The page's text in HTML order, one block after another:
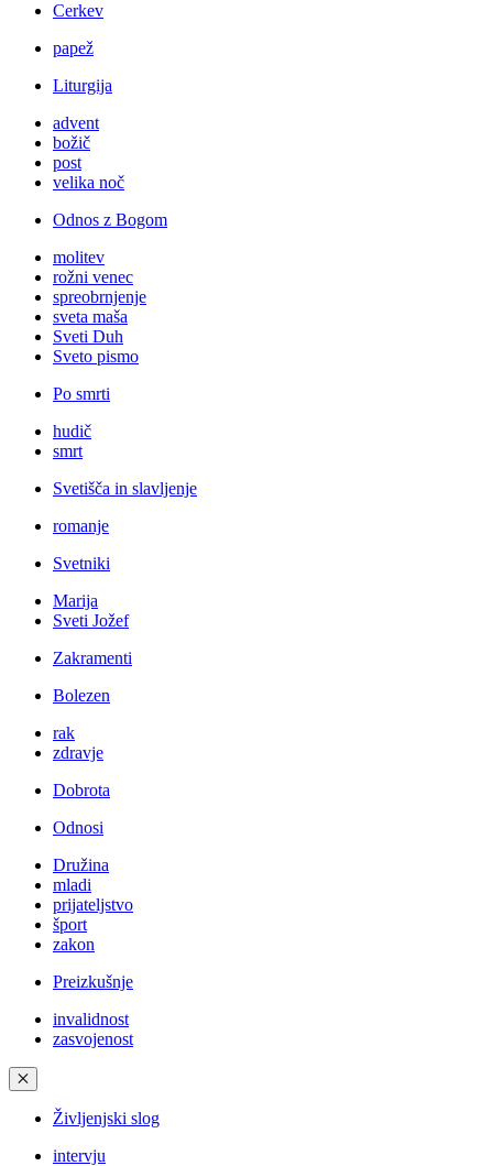
Cerkev
papež
Liturgija
advent
božič
post
velika noč
Odnos z Bogom
molitev
rožni venec
spreobrnjenje
sveta maša
Sveti Duh
Sveto pismo
Po smrti
hudič
smrt
Svetišča in slavljenje
romanje
Svetniki
Marija
Sveti Jožef
Zakramenti
Bolezen
rak
zdravje
Dobrota
Odnosi
Družina
mladi
prijateljstvo
šport
zakon
Preizkušnje
invalidnost
zasvojenost
✕
Življenjski slog
intervju